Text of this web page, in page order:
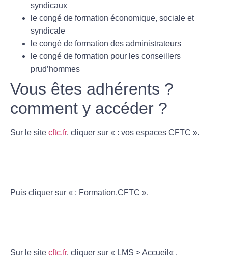
syndicaux
le congé de formation économique, sociale et
syndicale
le congé de formation des administrateurs
le congé de formation pour les conseillers
prud’hommes
Vous êtes adhérents ?
comment y accéder ?
Sur le site cftc.fr, cliquer sur « : vos espaces CFTC ».
Puis cliquer sur « : Formation.CFTC ».
Sur le site cftc.fr, cliquer sur « LMS > Accueil « .